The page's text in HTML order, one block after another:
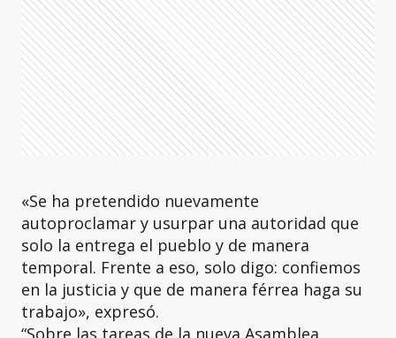
«Se ha pretendido nuevamente
autoproclamar y usurpar una autoridad que
solo la entrega el pueblo y de manera
temporal. Frente a eso, solo digo: confiemos
en la justicia y que de manera férrea haga su
trabajo», expresó.
“Sobre las tareas de la nueva Asamblea